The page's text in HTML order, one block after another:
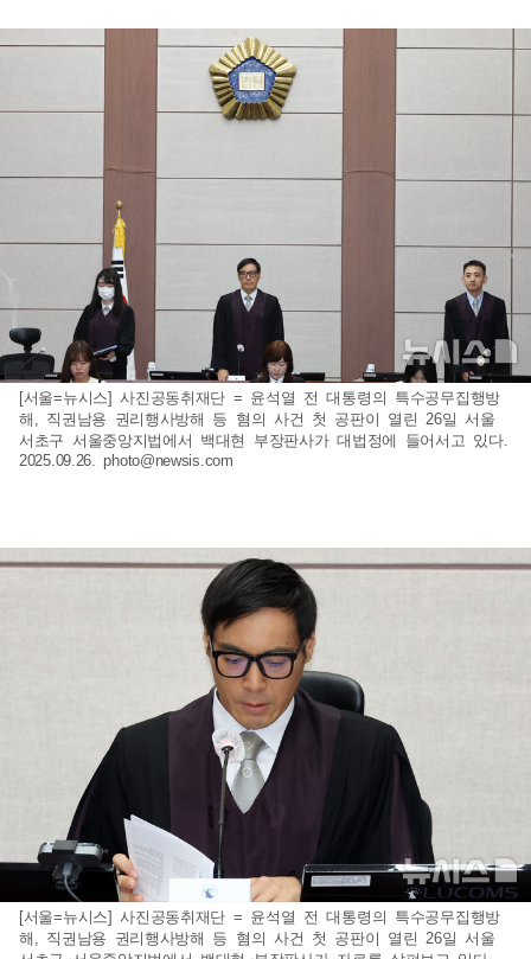
[서울=뉴시스] 사진공동취재단 = 윤석열 전 대통령의 특수공무집행방
해, 직권남용 권리행사방해 등 혐의 사건 첫 공판이 열린 26일 서울
서초구 서울중앙지법에서 백대현 부장판사가 대법정에 들어서고 있다.
2025.09.26.photo@newsis.com
[서울=뉴시스] 사진공동취재단 = 윤석열 전 대통령의 특수공무집행방
해, 직권남용 권리행사방해 등 혐의 사건 첫 공판이 열린 26일 서울